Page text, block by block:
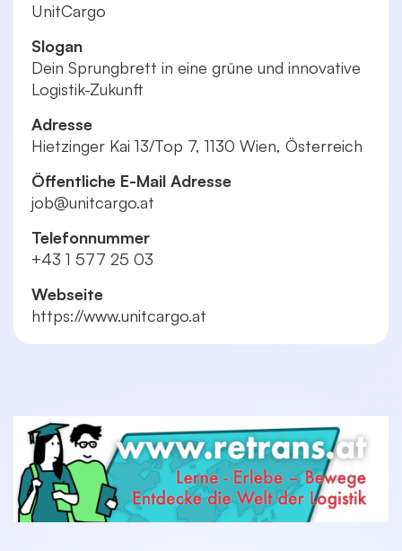
UnitCargo
Slogan
Dein Sprungbrett in eine grüne und innovative
Logistik-Zukunft
Adresse
Hietzinger Kai 13/Top 7, 1130 Wien, Österreich
Öffentliche E-Mail Adresse
job@unitcargo.at
Telefonnummer
+43 1 577 25 03
Webseite
https://www.unitcargo.at